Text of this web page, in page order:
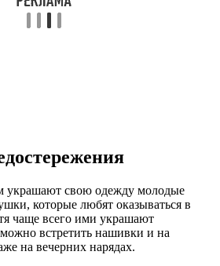
украшают свою одежду молодые
которые любят оказываться в
чаще всего ими украшают
встретить нашивки и на
на вечерних нарядах.